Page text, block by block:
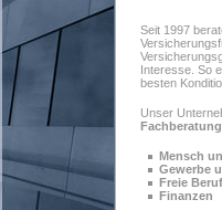
Seit 1997
Interesse. So
besten
Unser
Fachberatung
Mensch
Gewerbe
Freie
Finanzen